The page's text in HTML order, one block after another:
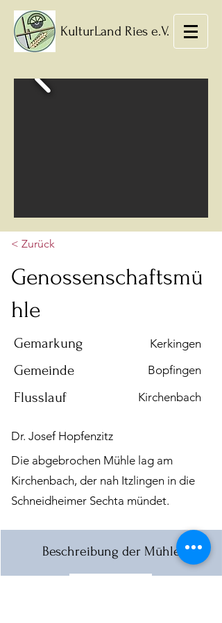
KulturLand Ries e.V.
< Zurück
Genossenschaftsmü
hle
Kerkingen
Gemarkung
Bopfingen
Gemeinde
Kirchenbach
Flusslauf
Dr. Josef Hopfenzitz
Die abgebrochen Mühle lag am
Kirchenbach, der nah Itzlingen in die
Schneidheimer Sechta mündet.
Beschreibung der Mühle